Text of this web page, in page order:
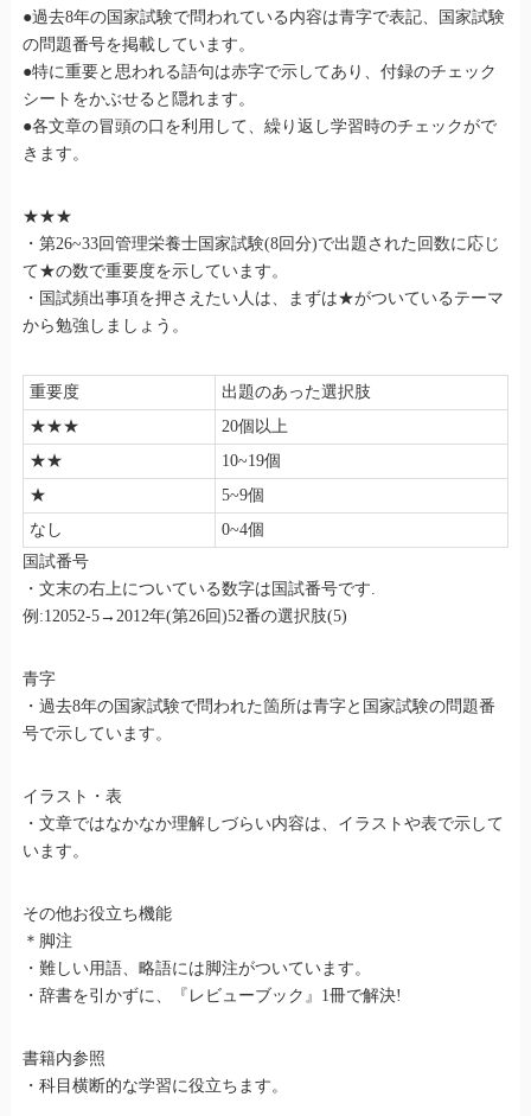
●過去8年の国家試験で問われている内容は青字で表記、国家試験
の問題番号を掲載しています。
●特に重要と思われる語句は赤字で示してあり、付録のチェック
シートをかぶせると隠れます。
●各文章の冒頭の口を利用して、繰り返し学習時のチェックがで
きます。
★★★
・第26~33回管理栄養士国家試験(8回分)で出題された回数に応じ
て★の数で重要度を示しています。
・国試頻出事項を押さえたい人は、まずは★がついているテーマ
から勉強しましょう。
重要度
出題のあった選択肢
★★★
20個以上
★★
10~19個
★
5~9個
なし
0~4個
国試番号
・文末の右上についている数字は国試番号です.
例:12052-5→2012年(第26回)52番の選択肢(5)
青字
・過去8年の国家試験で問われた箇所は青字と国家試験の問題番
号で示しています。
イラスト・表
・文章ではなかなか理解しづらい内容は、イラストや表で示して
います。
その他お役立ち機能
＊脚注
・難しい用語、略語には脚注がついています。
・辞書を引かずに、『レビューブック』1冊で解決!
書籍内参照
・科目横断的な学習に役立ちます。